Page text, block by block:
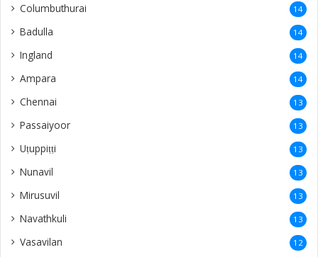
Columbuthurai 14
Badulla 14
Ingland 14
Ampara 14
Chennai 13
Passaiyoor 13
Uṭuppiṭṭi 13
Nunavil 13
Mirusuvil 13
Navathkuli 13
Vasavilan 12